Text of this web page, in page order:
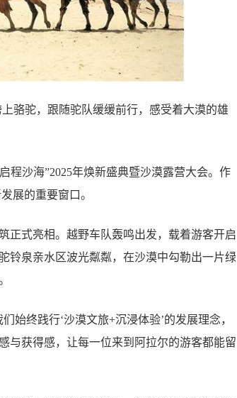
骆驼，跟随驼队缓缓前行，感受着大漠的雄
程沙海”2025年焕新盛典暨沙漠露营大会。作
展的重要窗口。
正式亮相。越野车队轰鸣出发，载着游客开启
铃泉亲水区波光粼粼，在沙漠中勾勒出一片绿
始终践行‘沙漠文旅+沉浸体验’的发展理念，
与获得感，让每一位来到阿拉尔的游客都能留